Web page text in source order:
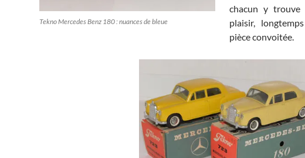
Tekno Mercedes Benz 180 : nuances de bleue
chacun y
plaisir,
pièce convoitée.